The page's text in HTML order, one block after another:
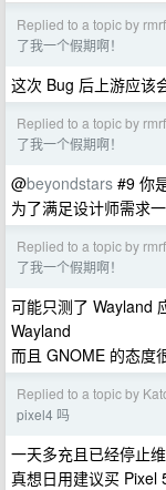
Replied to a topic by rmrf
了我一个假期啊！
这次 Bug 后上游应该
Replied to a topic by rmrf
了我一个假期啊！
@beyondstars #9 你
为了满足设计师需求
Replied to a topic by rmrf
了我一个假期啊！
可能只测了 Wayland
Wayland
而且 GNOME 的态度
Replied to a topic by
pixel4 吗
一天多充且已经停止
真想日用建议买 Pixel